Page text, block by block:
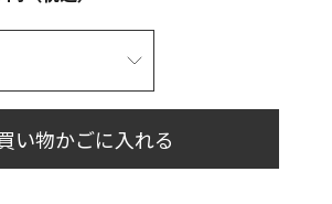
い物かごに入れる